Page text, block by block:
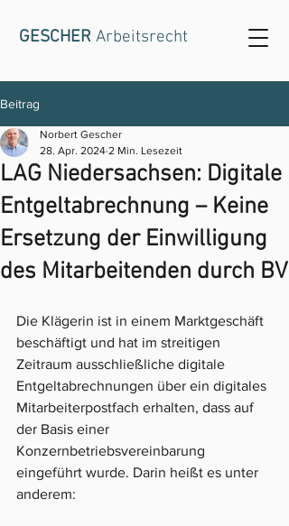
GESCHER Arbeitsrecht
Beitrag
LAG Niedersachsen: Digitale
Entgeltabrechnung – Keine
Ersetzung der Einwilligung
des Mitarbeitenden durch BV
Norbert Gescher
28. Apr. 2024 2 Min. Lesezeit
Die Klägerin ist in einem Marktgeschäft
beschäftigt und hat im streitigen
Zeitraum ausschließliche digitale
Entgeltabrechnungen über ein digitales
Mitarbeiterpostfach erhalten, dass auf
der Basis einer
Konzernbetriebsvereinbarung
eingeführt wurde. Darin heißt es unter
anderem: